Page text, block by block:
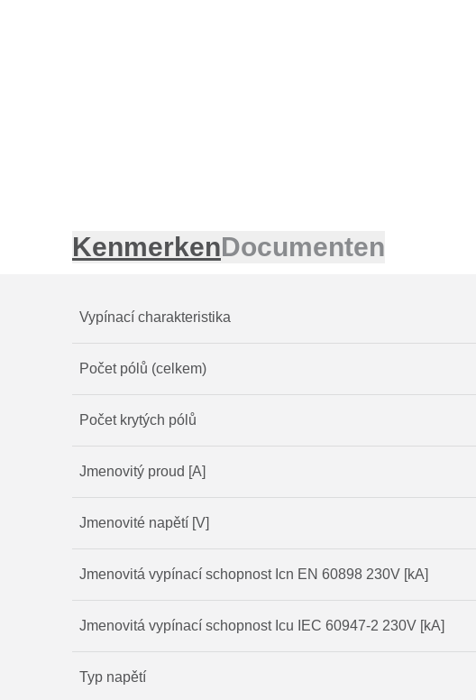
KenmerkenDocumenten
Vypínací charakteristika
Počet pólů (celkem)
Počet krytých pólů
Jmenovitý proud [A]
Jmenovité napětí [V]
Jmenovitá vypínací schopnost Icn EN 60898 230V [kA]
Jmenovitá vypínací schopnost Icu IEC 60947-2 230V [kA]
Typ napětí